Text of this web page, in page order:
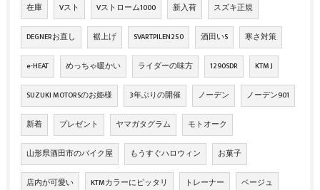
在庫 Vスト Vストローム1000 新入荷 スズキ正規
DEGNERお直し 裾上げ SVARTPILEN250 酒田いS 寒さ対策
e-HEAT めっちゃ暖かい ライダーの味方 1290SDR KTM J
SUZUKI MOTORSのお姫様 3年ぶりの開催 ノーデン ノーデン901
新着 プレゼント ヤマガタグラム モトオーク
山形県酒田市のバイク屋 もうすぐハロウィン お菓子
店内が可愛い KTMカラーにピッタリ トレーナー ベージュ